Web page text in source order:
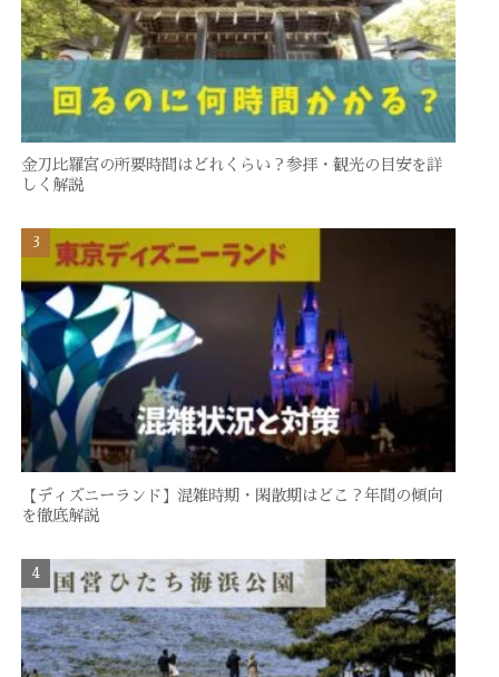
金刀比羅宮の所要時間はどれくらい？参拝・観光の目安を詳
しく解説
【ディズニーランド】混雑時期・閑散期はどこ？年間の傾向
を徹底解説